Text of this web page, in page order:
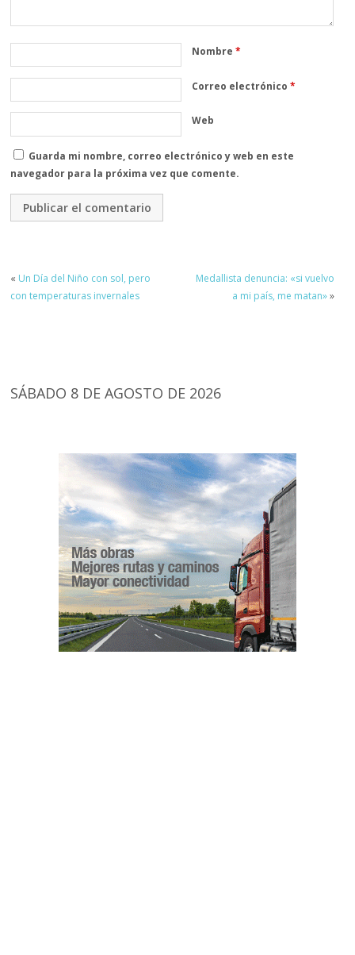
Nombre*
Correo electrónico*
Web
Guarda mi nombre, correo electrónico y web en este
navegador para la próxima vez que comente.
« Un Día del Niño con sol, pero
con temperaturas invernales
Medallista denuncia: «si vuelvo
a mi país, me matan»»
SÁBADO 8 DE AGOSTO DE 2026